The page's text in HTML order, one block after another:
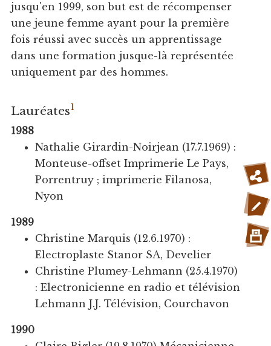
jusqu'en 1999, son but est de récompenser
une jeune femme ayant pour la première
fois réussi avec succès un apprentissage
dans une formation jusque-là représentée
uniquement par des hommes.
Lauréates1
1988
Nathalie Girardin-Noirjean (17.7.1969) :
Monteuse-offset Imprimerie Le Pays,
Porrentruy ; imprimerie Filanosa,
Nyon
1989
Christine Marquis (12.6.1970) :
Electroplaste Stanor SA, Develier
Christine Plumey-Lehmann (25.4.1970)
: Electronicienne en radio et télévision
Lehmann J.J. Télévision, Courchavon
1990